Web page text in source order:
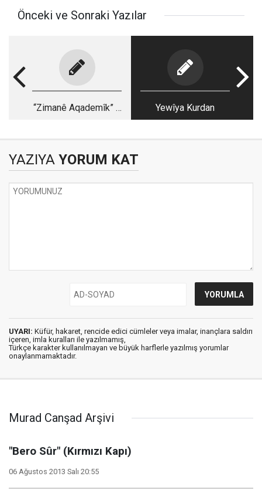
Önceki ve Sonraki Yazılar
“Zimanê Aqademîk” û
Yewîya Kurdan
YAZIYA YORUM KAT
UYARI: Küfür, hakaret, rencide edici cümleler veya imalar, inançlara saldırı
içeren, imla kuralları ile yazılmamış,
Türkçe karakter kullanılmayan ve büyük harflerle yazılmış yorumlar
onaylanmamaktadır.
Murad Canşad Arşivi
"Bero Sûr" (Kırmızı Kapı)
06 Ağustos 2013 Salı 20:55